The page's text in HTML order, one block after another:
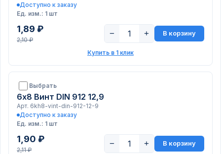
Доступно к заказу
Ед. изм.: 1 шт
1,89 ₽
2,10 ₽
− + В корзину
Купить в 1 клик
Выбрать
6х8 Винт DIN 912 12,9
Арт. 6kh8-vint-din-912-12-9
Доступно к заказу
Ед. изм.: 1 шт
1,90 ₽
2,11 ₽
− + В корзину